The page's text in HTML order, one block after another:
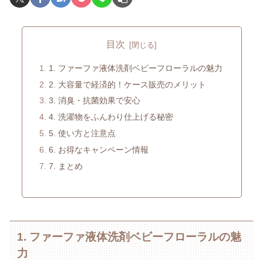
目次
1. ファーファ液体洗剤ベビーフローラルの魅力
2. 大容量で経済的！ケース販売のメリット
3. 消臭・抗菌効果で安心
4. 洗濯物をふんわり仕上げる秘密
5. 使い方と注意点
6. お得なキャンペーン情報
7. まとめ
1. ファーファ液体洗剤ベビーフローラルの魅
力